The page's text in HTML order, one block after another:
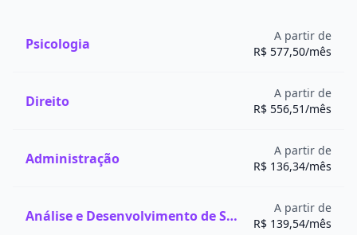
Psicologia
A partir de
R$ 577,50/mês
Direito
A partir de
R$ 556,51/mês
Administração
A partir de
R$ 136,34/mês
Análise e Desenvolvimento de Sistemas
A partir de
R$ 139,54/mês